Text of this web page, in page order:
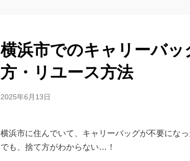
横浜市でのキャリーバ
方・リユース方法
2025年6月13日
横浜市に住んでいて、キャリーバッグが不要になっ
でも、捨て方がわからない…！